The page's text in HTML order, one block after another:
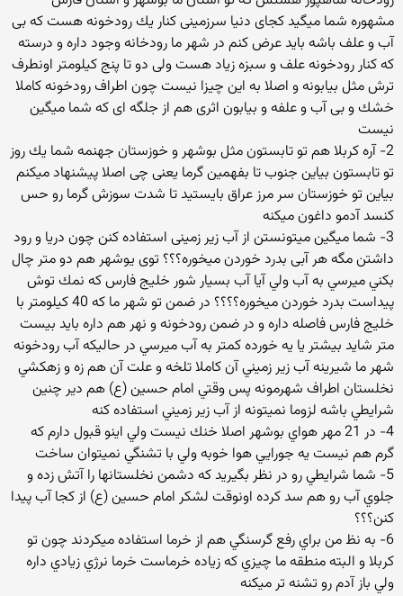
مشهوره شما میگید كجای دنیا سرزمینی كنار یك رودخونه هست كه بی
آب و علف باشه باید عرض كنم در شهر ما رودخانه وجود داره و درسته
كه كنار رودخونه علف و سبزه زیاد هست ولی دو تا پنج كیلومتر اونطرف
ترش مثل بیابونه و اصلا به این چیزا نیست چون اطراف رودخونه كاملا
خشك و بی آب و علفه و بیابون اثری هم از جلگه ای كه شما میگین
نیست
2- آره كربلا هم تو تابستون مثل بوشهر و خوزستان جهنمه شما یك روز
تو تابستون بیاین جنوب تا بفهمین گرما یعنی چی اصلا پیشنهاد میكنم
بیاین تو خوزستان سر مرز عراق بایستید تا شدت سوزش گرما رو حس
كنسد آدمو داغون میكنه
3- شما میگین میتونستن از آب زیر زمینی استفاده كنن چون دریا و رود
داشتن مگه هر آبی بدرد خوردن میخوره؟؟؟ توی يوشهر هم دو متر چال
بكني ميرسي به آب ولي آيا آب بسيار شور خليج فارس كه نمك توش
پيداست بدرد خوردن ميخوره؟؟؟؟ در ضمن تو شهر ما كه 40 كيلومتر با
خليج فارس فاصله داره و در ضمن رودخونه و نهر هم داره بايد بيست
متر شايد بيشتر يا يه خورده كمتر به آب ميرسي در حاليكه آب رودخونه
شهر ما شيرينه آب زير زميني آن كاملا تلخه و علت آن هم زه و زهكشي
نخلستان اطراف شهرمونه پس وقتي امام حسين (ع) هم دير چنين
شرايطي باشه لزوما نميتونه از آب زير زميني استفاده كنه
4- در 21 مهر هواي بوشهر اصلا خنك نيست ولي اينو قبول دارم كه
گرم هم نيست يه جورايي هوا خوبه ولي با تشنگي نميتوان ساخت
5- شما شرايطي رو در نظر بگيريد كه دشمن نخلستانها را آتش زده و
جلوي آب رو هم سد كرده اونوقت لشكر امام حسين (ع) از كجا آب پيدا
كنن؟؟؟
6- به نظ من براي رفع گرسنگي هم از خرما استفاده ميكردند چون تو
كربلا و البته منطقه ما چيزي كه زياده خرماست خرما نرژي زيادي داره
ولي باز آدم رو تشنه تر ميكنه